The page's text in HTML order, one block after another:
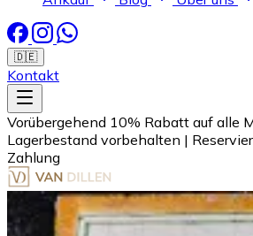
🇩🇪
Kontakt
Vorübergehend 10% Rabatt auf alle
Lagerbestand vorbehalten |
Zahlung